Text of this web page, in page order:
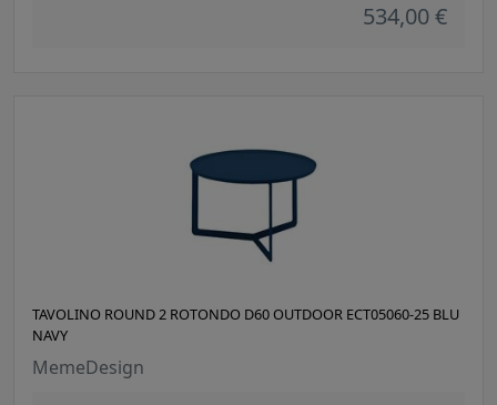
534,00 €
TAVOLINO ROUND 2 ROTONDO D60 OUTDOOR ECT05060-25 BLU
NAVY
MemeDesign